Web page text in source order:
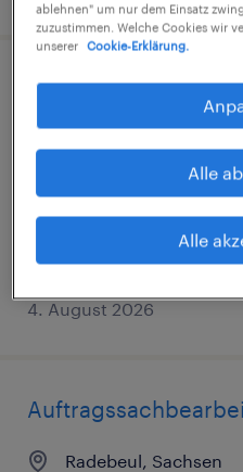
Kundenbetreuer
Dienstleistung und
4. August 2026
Radebeul, Sachsen
ablehnen" um nur dem Einsatz
zuzustimmen. Welche Cookies wir
unserer
Cookie-Erklärung.
Alle
Alle